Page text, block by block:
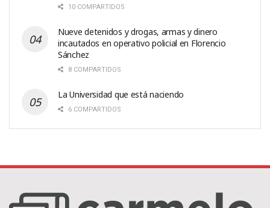
10 COMPARTIDOS
Nueve detenidos y drogas, armas y dinero
incautados en operativo policial en Florencio
Sánchez
8 COMPARTIDOS
La Universidad que está naciendo
6 COMPARTIDOS